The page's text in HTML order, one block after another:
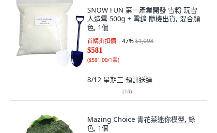
SNOW FUN 第一產業開發 雪粉 玩雪
人造雪 500g + 雪鏟 隨機出貨, 混合顏
色, 1個
首購折扣價 47%$1,098
$581
($581.00/1套)
8/12 星期三 預計送達
(18)
Mazing Choice 青花菜迷你模型, 綠
色, 1個